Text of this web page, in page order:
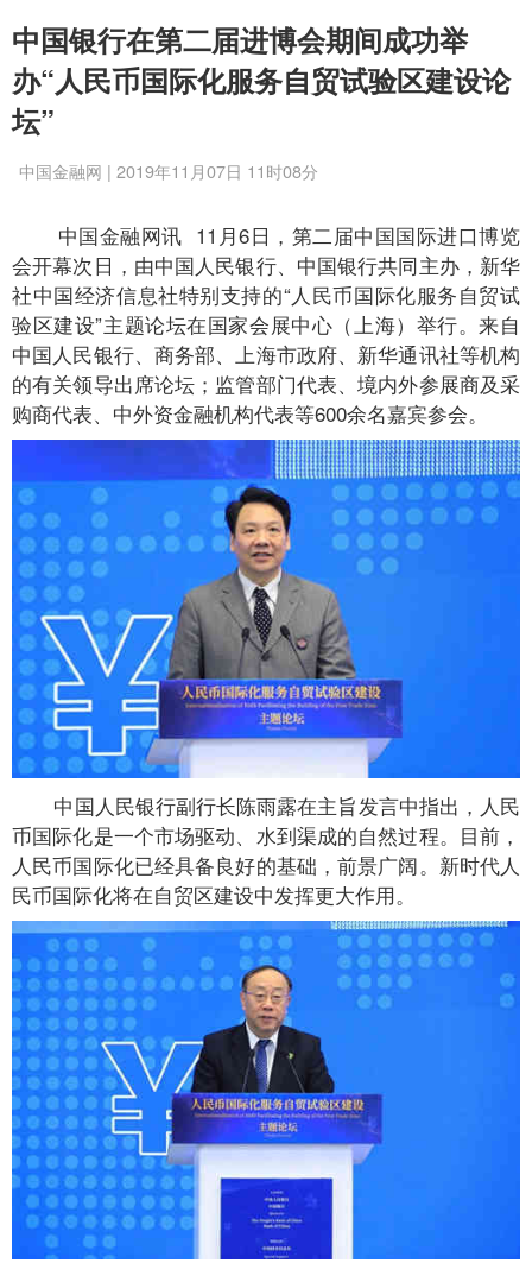
中国银行在第二届进博会期间成功举
办“人民币国际化服务自贸试验区建设论
坛”
中国金融网 | 2019年11月07日 11时08分
中国金融网讯 11月6日，第二届中国国际进口博览
会开幕次日，由中国人民银行、中国银行共同主办，新华
社中国经济信息社特别支持的“人民币国际化服务自贸试
验区建设”主题论坛在国家会展中心（上海）举行。来自
中国人民银行、商务部、上海市政府、新华通讯社等机构
的有关领导出席论坛；监管部门代表、境内外参展商及采
购商代表、中外资金融机构代表等600余名嘉宾参会。
中国人民银行副行长陈雨露在主旨发言中指出，人民
币国际化是一个市场驱动、水到渠成的自然过程。目前，
人民币国际化已经具备良好的基础，前景广阔。新时代人
民币国际化将在自贸区建设中发挥更大作用。